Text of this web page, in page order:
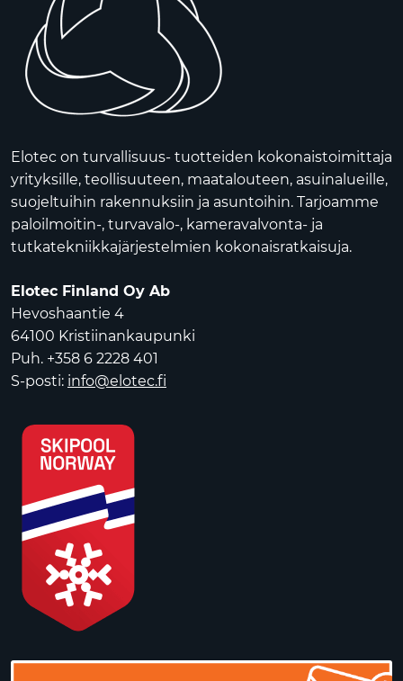
Elotec on turvallisuus- tuotteiden kokonaistoimittaja
yrityksille, teollisuuteen, maatalouteen, asuinalueille,
suojeltuihin rakennuksiin ja asuntoihin. Tarjoamme
paloilmoitin-, turvavalo-, kameravalvonta- ja
tutkatekniikkajärjestelmien kokonaisratkaisuja.
Elotec Finland Oy Ab
Hevoshaantie 4
64100 Kristiinankaupunki
Puh. +358 6 2228 401
S-posti: info@elotec.fi